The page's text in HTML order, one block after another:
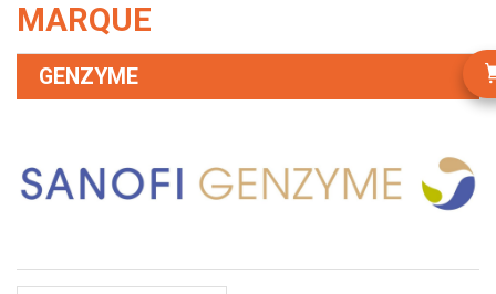
MARQUE
GENZYME